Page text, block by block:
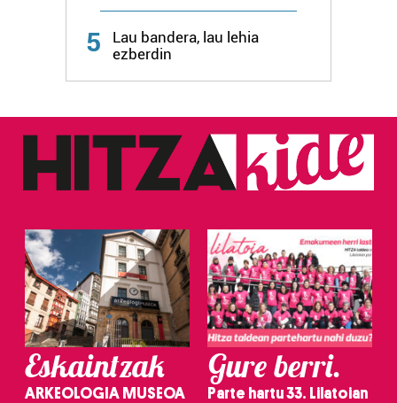
zerbitzuak hobetzeko asmoz, cookie teknologiaz
5
Lau bandera, lau lehia
ezberdin
Eskaintzak
ARKEOLOGIA MUSEOA
Gure berri.
Parte hartu 33. Lilatoian